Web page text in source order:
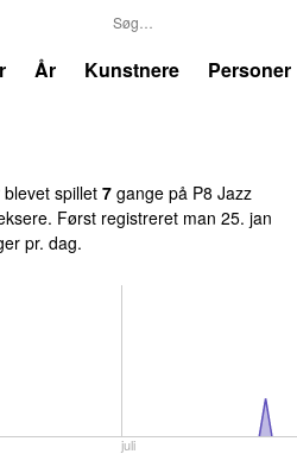
År Kunstnere Personer
blevet spillet7 gange på P8 Jazz
Først registreret man 25. jan
pr. dag.
juli